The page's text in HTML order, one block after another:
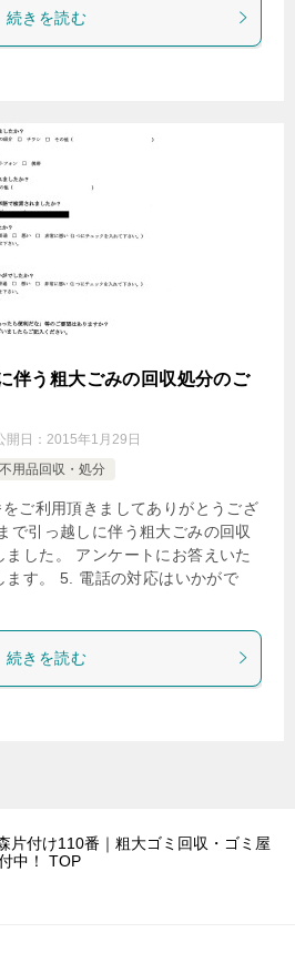
続きを読む
伴う粗大ごみの回収処分のご
開日： 2015年1月29日
不用品回収・処分
ご利用頂きましてありがとうござ
で引っ越しに伴う粗大ごみの回収
した。 アンケートにお答えいた
ます。 5. 電話の対応はいかがで
続きを読む
片付け110番｜粗大ゴミ回収・ゴミ屋
中！
TOP